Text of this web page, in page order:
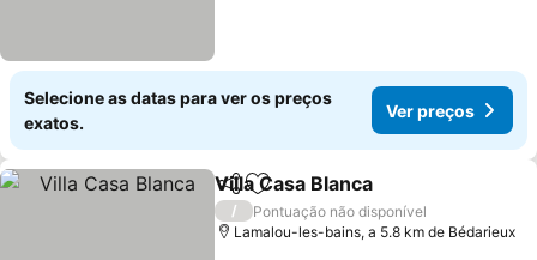
Selecione as datas para ver os preços
exatos.
Ver preços
PartilharAdicionar aos favoritos
Villa Casa Blanca
/
Pontuação não disponível
Lamalou-les-bains, a 5.8 km de Bédarieux